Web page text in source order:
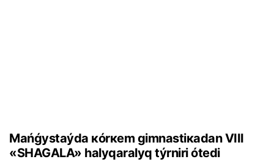
Маńǵystаýdа кórкеm gimnаstiкаdаn VIII
«SHAGALA» hаlyqаrаlyq týrnirі ótеdі